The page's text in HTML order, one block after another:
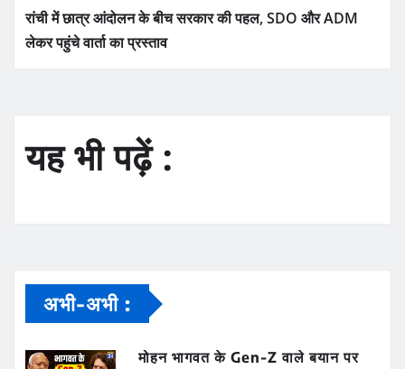
रांची में छात्र आंदोलन के बीच सरकार की पहल, SDO और ADM
लेकर पहुंचे वार्ता का प्रस्ताव
यह भी पढ़ें :
अभी-अभी :
मोहन भागवत के Gen-Z वाले बयान पर